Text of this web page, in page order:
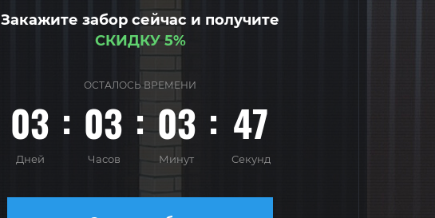
Закажите забор сейчас и получите
СКИДКУ 5%
ОСТАЛОСЬ ВРЕМЕНИ
03 03 03 45
Дней Часов Минут Секунд